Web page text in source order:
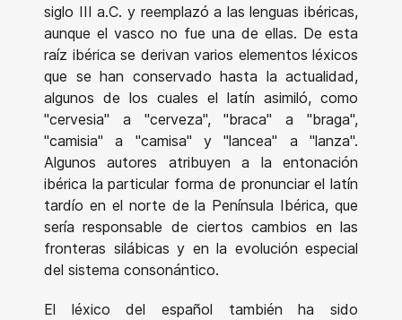
siglo III a.C. y reemplazó a las lenguas ibéricas,
aunque el vasco no fue una de ellas. De esta
raíz ibérica se derivan varios elementos léxicos
que se han conservado hasta la actualidad,
algunos de los cuales el latín asimiló, como
"cervesia" a "cerveza", "braca" a "braga",
"camisia" a "camisa" y "lancea" a "lanza".
Algunos autores atribuyen a la entonación
ibérica la particular forma de pronunciar el latín
tardío en el norte de la Península Ibérica, que
sería responsable de ciertos cambios en las
fronteras silábicas y en la evolución especial
del sistema consonántico.
El léxico del español también ha sido